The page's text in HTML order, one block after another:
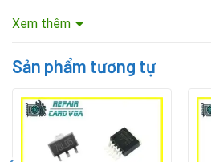
IC nguồn là bộ phận quan trọng
màn hình hoạt động. Khi IC nguồn
bạn có thể nhận thấy một số dấu
Xem thêm
Sản phẩm tương tự